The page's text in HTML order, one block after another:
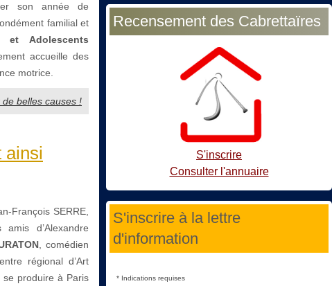
son année de
familial et
et Adolescents
accueille des
motrice.
belles causes !
ainsi
François SERRE,
d’Alexandre
, comédien
régional d’Art
se produire à Paris
Recensement des Cabrettaïres
S'inscrire
Consulter l'annuaire
S'inscrire à la lettre
d'information
* Indications requises